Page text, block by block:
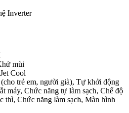
Inverter
mùi
Cool
trẻ em, người già), Tự khởi động
máy, Chức năng tự làm sạch, Chế độ
thì, Chức năng làm sạch, Màn hình